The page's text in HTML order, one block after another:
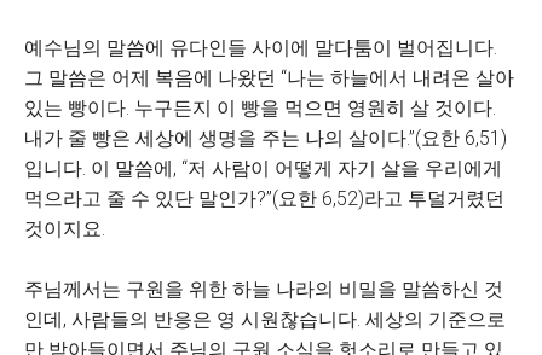
예수님의 말씀에 유다인들 사이에 말다툼이 벌어집니다.
그 말씀은 어제 복음에 나왔던 “나는 하늘에서 내려온 살아
있는 빵이다. 누구든지 이 빵을 먹으면 영원히 살 것이다.
내가 줄 빵은 세상에 생명을 주는 나의 살이다.”(요한 6,51)
입니다. 이 말씀에, “저 사람이 어떻게 자기 살을 우리에게
먹으라고 줄 수 있단 말인가?”(요한 6,52)라고 투덜거렸던
것이지요.
주님께서는 구원을 위한 하늘 나라의 비밀을 말씀하신 것
인데, 사람들의 반응은 영 시원찮습니다. 세상의 기준으로
만 받아들이면서 주님의 구원 소식을 헛소리로 만들고 있